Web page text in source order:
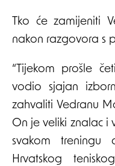
Tko će zamijeniti
nakon razgovora s
“Tijekom prošle
vodio sjajan
zahvaliti Vedranu
On je veliki znalac i
svakom treningu
Hrvatskog